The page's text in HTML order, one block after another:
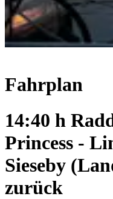
Fahrplan
14:40 h
Princess -
Sieseby
zurück